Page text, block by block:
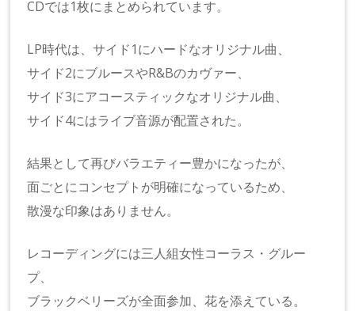
CDでは1枚にまとめられています。
LP時代は、サイド1にハードなオリジナル曲、
サイド2にブルースやR&Bのカヴァー、
サイド3にアコースティックなオリジナル曲、
サイド4にはライブ音源が配置された。
結果として再びバラエティー豊かになったが、
面ごとにコンセプトが明確になっているため、
散漫な印象はありません。
レコーディングには三人組女性コーラス・グルー
プ、
ブラックベリーズが全面参加、花を添えている。